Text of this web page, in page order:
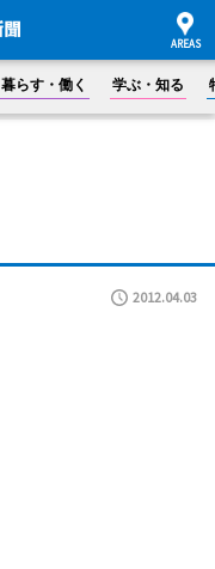
暮らす・働く 学ぶ・知る
2012.04.03